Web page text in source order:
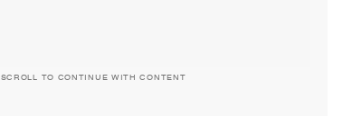
SCROLL TO CONTINUE WITH CONTENT